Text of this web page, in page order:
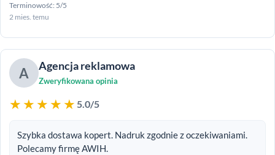
Terminowość: 5/5
2 mies. temu
A Agencja reklamowa
Zweryfikowana opinia
★★★★★ 5.0/5
Szybka dostawa kopert. Nadruk zgodnie z oczekiwaniami.
Polecamy firmę AWIH.